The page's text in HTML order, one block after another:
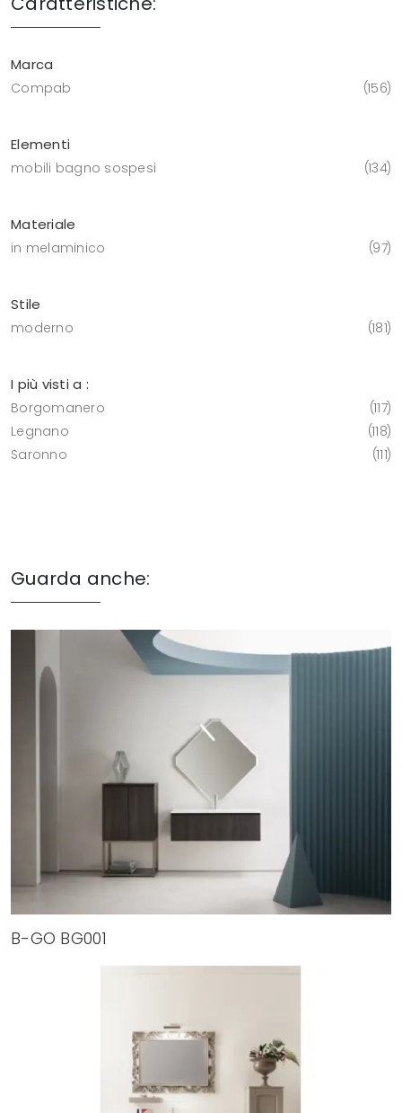
Marca
Compab 156
Elementi
mobili bagno sospesi 134
Materiale
in melaminico 97
Stile
moderno 181
I più visti a :
Borgomanero
117
Legnano
118
Saronno
111
Guarda anche:
B-GO BG001